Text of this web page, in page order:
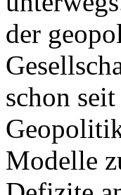
der
schon
Modelle